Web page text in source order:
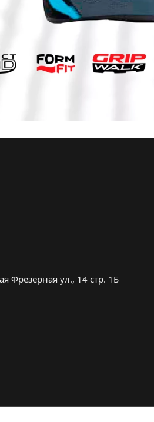
Фрезерная ул., 14 стр. 1Б